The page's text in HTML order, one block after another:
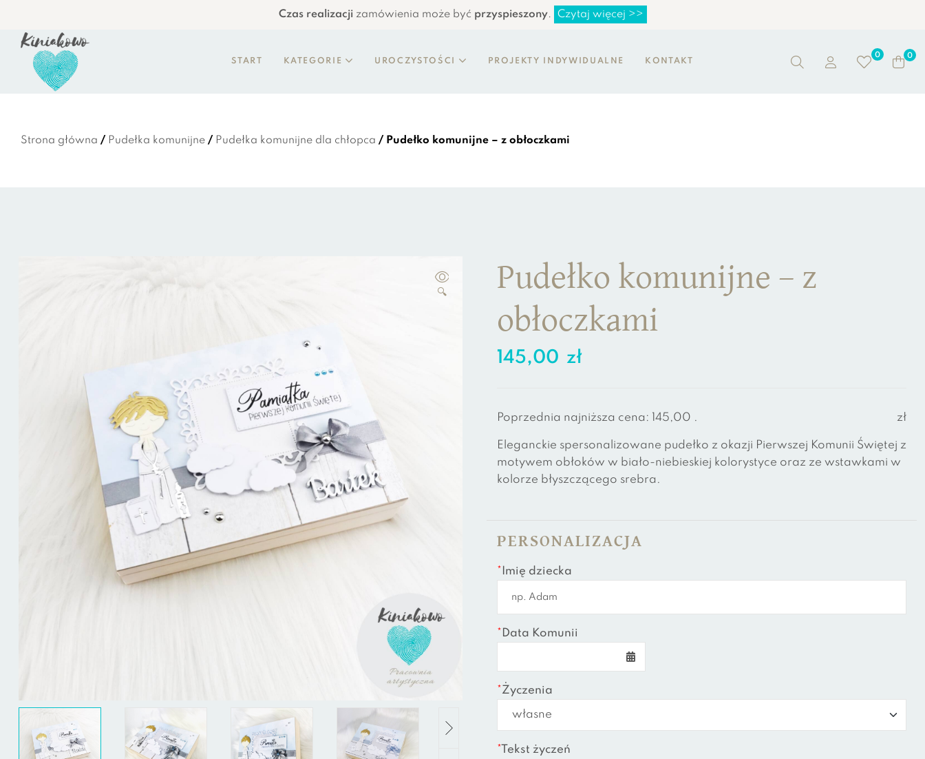
Czas realizacjizamówienia może być przyspieszony. Czytaj więcej >>
START KATEGORIE UROCZYSTOŚCI PROJEKTY INDYWIDUALNE KONTAKT
0 0
Strona główna / Pudełka komunijne / Pudełka komunijne dla chłopca / Pudełko komunijne – z obłoczkami
🔍
Pudełko komunijne – z
obłoczkami
145,00 zł
Poprzednia najniższa cena: 145,00 zł
.
Eleganckie spersonalizowane pudełko z okazji Pierwszej Komunii Świętej z
motywem obłoków w biało-niebieskiej kolorystyce oraz ze wstawkami w
kolorze błyszczącego srebra.
PERSONALIZACJA
* Imię dziecka
* Data Komunii
*Życzenia
* Tekst życzeń